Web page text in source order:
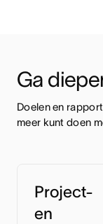
Ga
Doelen en
meer kunt doen
Project-
en